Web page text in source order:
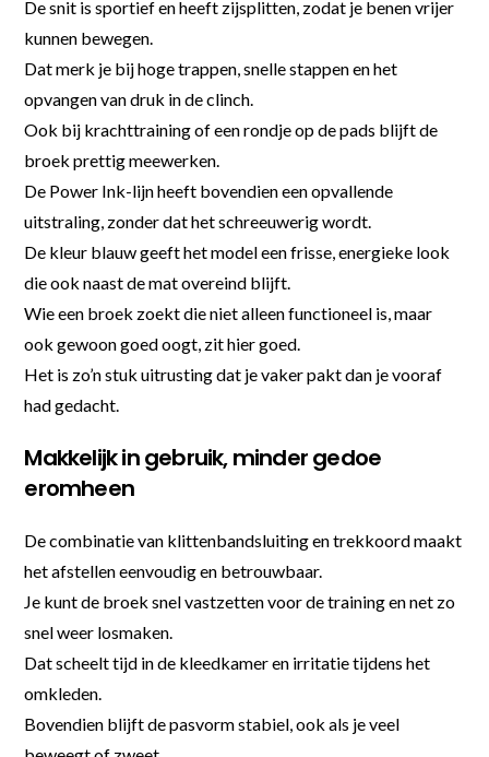
De snit is sportief en heeft zijsplitten, zodat je benen vrijer
kunnen bewegen.
Dat merk je bij hoge trappen, snelle stappen en het
opvangen van druk in de clinch.
Ook bij krachttraining of een rondje op de pads blijft de
broek prettig meewerken.
De Power Ink-lijn heeft bovendien een opvallende
uitstraling, zonder dat het schreeuwerig wordt.
De kleur blauw geeft het model een frisse, energieke look
die ook naast de mat overeind blijft.
Wie een broek zoekt die niet alleen functioneel is, maar
ook gewoon goed oogt, zit hier goed.
Het is zo’n stuk uitrusting dat je vaker pakt dan je vooraf
had gedacht.
Makkelijk in gebruik, minder gedoe
eromheen
De combinatie van klittenbandsluiting en trekkoord maakt
het afstellen eenvoudig en betrouwbaar.
Je kunt de broek snel vastzetten voor de training en net zo
snel weer losmaken.
Dat scheelt tijd in de kleedkamer en irritatie tijdens het
omkleden.
Bovendien blijft de pasvorm stabiel, ook als je veel